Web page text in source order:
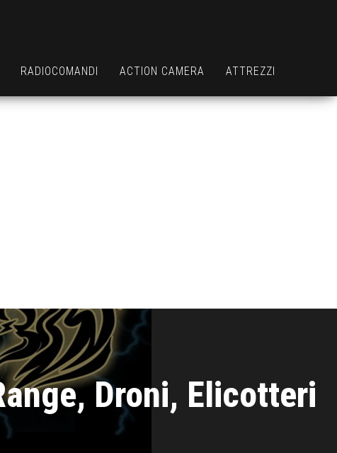
RADIOCOMANDI ACTION CAMERA ATTREZZI
Droni, Elicotteri